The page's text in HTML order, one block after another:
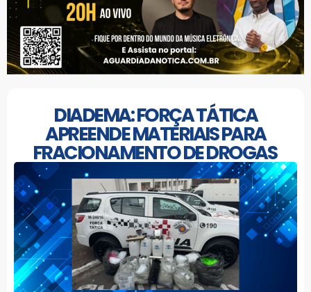
DIADEMA: FORÇA TÁTICA
APREENDE MATERIAIS PARA
FRACIONAMENTO DE DROGAS